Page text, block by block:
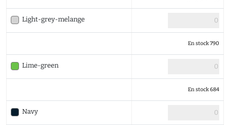
Light-grey-melange
En stock 790
Lime-green
En stock 684
Navy